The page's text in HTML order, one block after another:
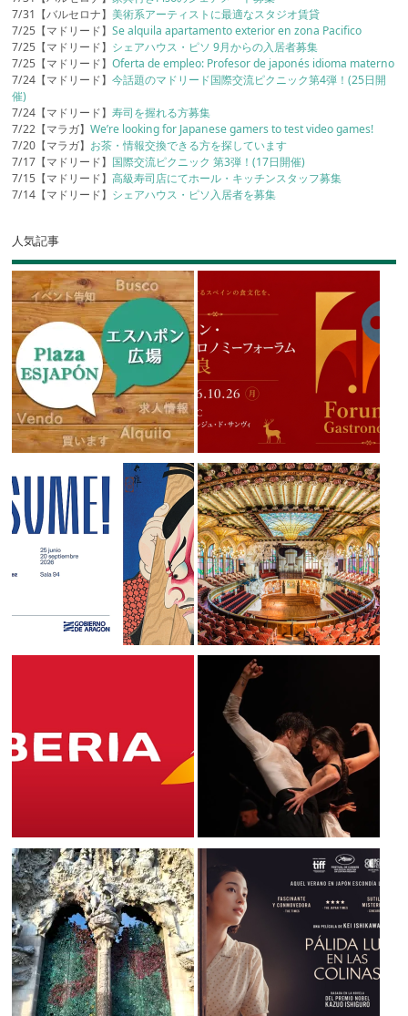
7/31【バルセロナ】美術系アーティストに最適なスタジオ賃貸
7/25【マドリード】Se alquila apartamento exterior en zona Pacifico
7/25【マドリード】 シェアハウス・ピソ 9月からの入居者募集
7/25【マドリード】Oferta de empleo: Profesor de japonés idioma materno
7/24【マドリード】今話題のマドリード国際交流ピクニック第4弾！(25日開
催)
7/24【マドリード】寿司を握れる方募集
7/22【マラガ】We’re looking for Japanese gamers to test video games!
7/20【マラガ】 お茶・情報交換できる方を探しています
7/17【マドリード】 国際交流ピクニック 第3弾！(17日開催)
7/15【マドリード】高級寿司店にてホール・キッチンスタッフ募集
7/14【マドリード】 シェアハウス・ピソ入居者を募集
人気記事